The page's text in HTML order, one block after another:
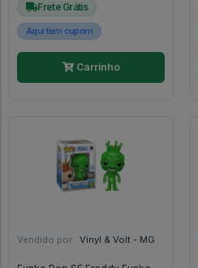
Frete Grátis
Aqui tem cupom
Carrinho
Vendido por: Vinyl & Volt - MG